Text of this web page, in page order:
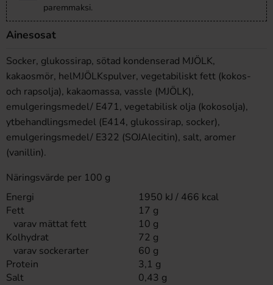
paremmaksi.
Ainesosat
Socker, glukossirap, sötad kondenserad MJÖLK,
kakaosmör, helMJÖLKspulver, vegetabiliskt fett (kokos-
och rapsolja), kakaomassa, vassle (MJÖLK),
emulgeringsmedel/ E471, vegetabilisk olja (kokosolja),
ytbehandlingsmedel (E414, glukossirap, socker),
emulgeringsmedel/ E322 (SOJAlecitin), salt, aromer
(vanillin).
Näringsvärde per 100 g
Energi
1950 kJ / 466 kcal
Fett
17 g
varav mättat fett
10 g
Kolhydrat
72 g
varav sockerarter
60 g
Protein
3,1 g
Salt
0,43 g